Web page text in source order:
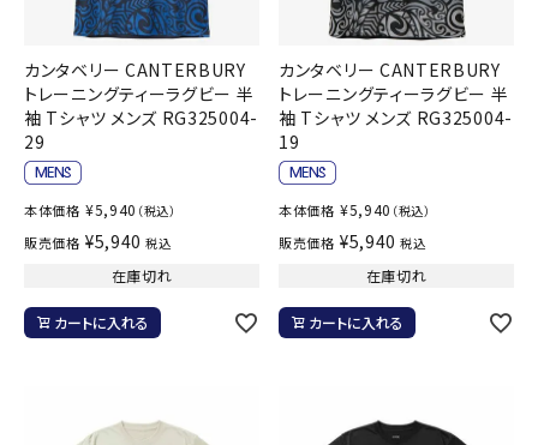
カンタベリー CANTERBURY
トレーニングティーラグビー 半
袖 Tシャツ メンズ RG325004-
29
本体価格 ¥5,940 （税込）
販売価格 ¥5,940 税込
在庫切れ
カートに入れる
カンタベリー CANTERBURY
トレーニングティーラグビー 半
袖 Tシャツ メンズ RG325004-
19
本体価格 ¥5,940 （税込）
販売価格 ¥5,940 税込
在庫切れ
カートに入れる